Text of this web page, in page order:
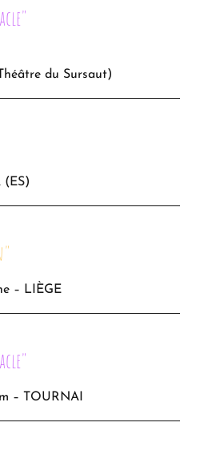
du Sursaut)
(ES)
– LIÈGE
– TOURNAI